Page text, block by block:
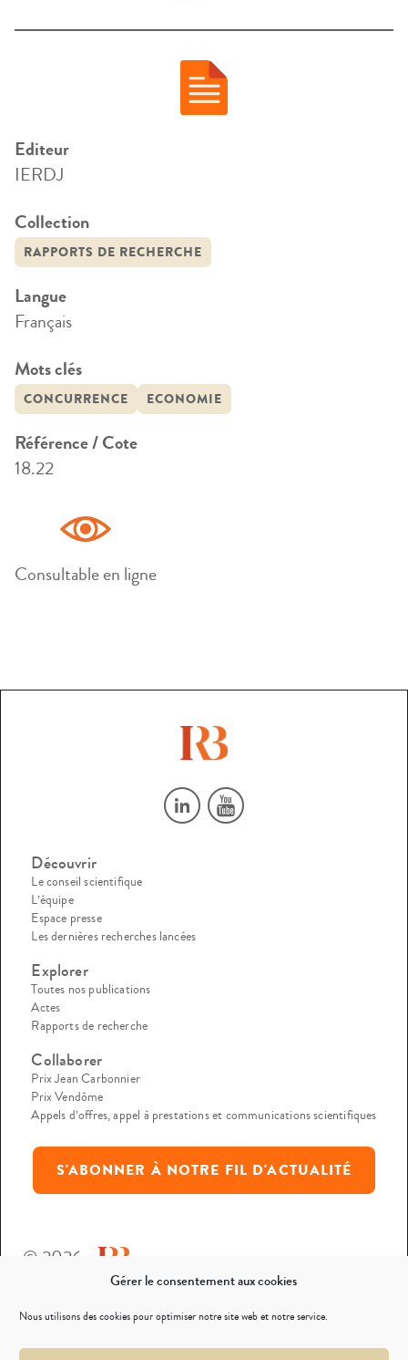
Gérer le consentement aux cookies
Nous utilisons des cookies pour optimiser notre site web et notre service.
Editeur
IERDJ
Collection
RAPPORTS DE RECHERCHE
Langue
Français
Mots clés
CONCURRENCE ECONOMIE
Référence / Cote
18.22
Consultable en ligne
Découvrir
Le conseil scientifique
L’équipe
Espace presse
Les dernières recherches lancées
Explorer
Toutes nos publications
Actes
Rapports de recherche
Collaborer
Prix Jean Carbonnier
Prix Vendôme
Appels d’offres, appel à prestations et communications scientifiques
S'ABONNER À NOTRE FIL D'ACTUALITÉ
© 2026